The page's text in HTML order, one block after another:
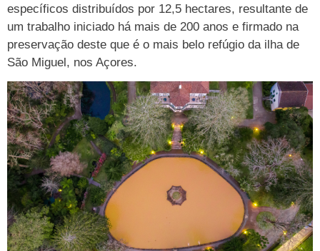
específicos distribuídos por 12,5 hectares, resultante de
um trabalho iniciado há mais de 200 anos e firmado na
preservação deste que é o mais belo refúgio da ilha de
São Miguel, nos Açores.